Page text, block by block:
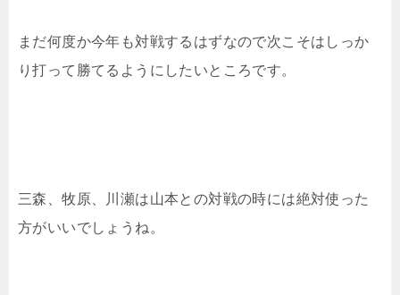
まだ何度か今年も対戦するはずなので次こそはしっか
り打って勝てるようにしたいところです。
三森、牧原、川瀬は山本との対戦の時には絶対使った
方がいいでしょうね。